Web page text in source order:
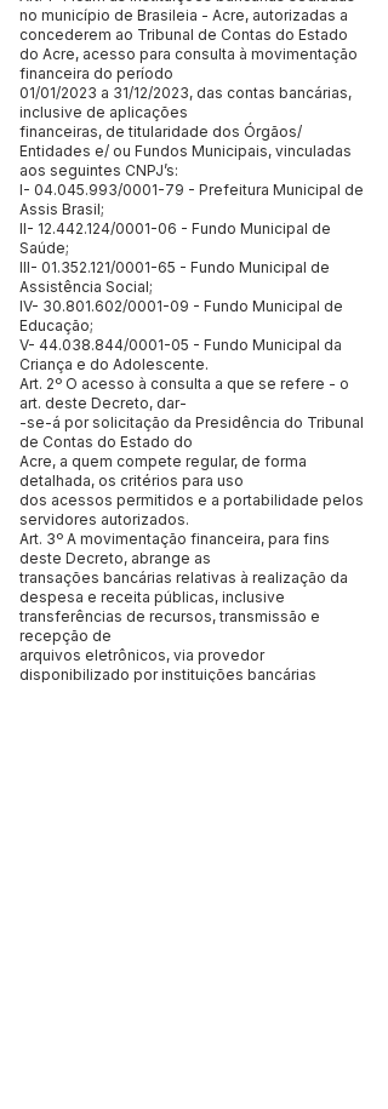
no município de Brasileia - Acre, autorizadas a
concederem ao Tribunal de Contas do Estado
do Acre, acesso para consulta à movimentação
financeira do período
01/01/2023 a 31/12/2023, das contas bancárias,
inclusive de aplicações
financeiras, de titularidade dos Órgãos/
Entidades e/ ou Fundos Municipais, vinculadas
aos seguintes CNPJ’s:
I- 04.045.993/0001-79 - Prefeitura Municipal de
Assis Brasil;
II- 12.442.124/0001-06 - Fundo Municipal de
Saúde;
III- 01.352.121/0001-65 - Fundo Municipal de
Assistência Social;
IV- 30.801.602/0001-09 - Fundo Municipal de
Educação;
V- 44.038.844/0001-05 - Fundo Municipal da
Criança e do Adolescente.
Art. 2º O acesso à consulta a que se refere - o
art. deste Decreto, dar-
-se-á por solicitação da Presidência do Tribunal
de Contas do Estado do
Acre, a quem compete regular, de forma
detalhada, os critérios para uso
dos acessos permitidos e a portabilidade pelos
servidores autorizados.
Art. 3º A movimentação financeira, para fins
deste Decreto, abrange as
transações bancárias relativas à realização da
despesa e receita públicas, inclusive
transferências de recursos, transmissão e
recepção de
arquivos eletrônicos, via provedor
disponibilizado por instituições bancárias